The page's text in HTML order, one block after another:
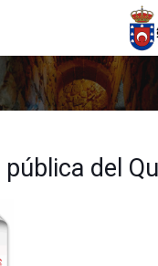
pública del